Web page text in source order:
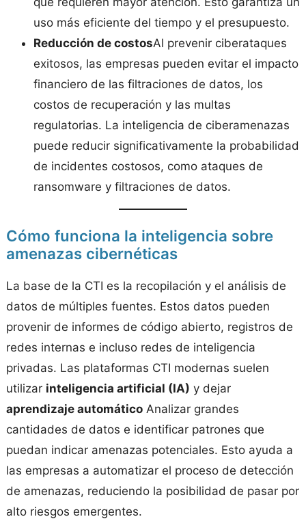
uso más eficiente del tiempo y el presupuesto.
Reducción de costosAl prevenir ciberataques
exitosos, las empresas pueden evitar el impacto
financiero de las filtraciones de datos, los
costos de recuperación y las multas
regulatorias. La inteligencia de ciberamenazas
puede reducir significativamente la probabilidad
de incidentes costosos, como ataques de
ransomware y filtraciones de datos.
Cómo funciona la inteligencia sobre
amenazas cibernéticas
La base de la CTI es la recopilación y el análisis de
datos de múltiples fuentes. Estos datos pueden
provenir de informes de código abierto, registros de
redes internas e incluso redes de inteligencia
privadas. Las plataformas CTI modernas suelen
utilizar inteligencia artificial (IA) y dejar
aprendizaje automáticoAnalizar grandes
cantidades de datos e identificar patrones que
puedan indicar amenazas potenciales. Esto ayuda a
las empresas a automatizar el proceso de detección
de amenazas, reduciendo la posibilidad de pasar por
alto riesgos emergentes.